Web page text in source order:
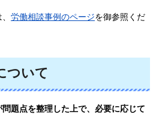
労働相談事例のページを御参照くだ
ついて
題点を整理した上で、必要に応じて